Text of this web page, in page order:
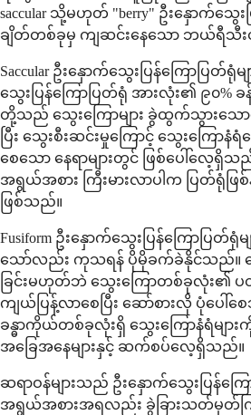
saccular သို့မဟုတ် "berry" ဦးနှောက်သွေးပ
ချိတ်တစ်ခုမှ ကျဆင်းနေသော ဘယ်ရီသီ
Saccular ဦးနှောက်သွေးပြန်ကြောပြတ်ရုံ
သွေးပြန်ကြောပြတ်ရုံ အားလုံး၏ ၉၀%
တို့သည် သွေးကြောများ ခွဲထွက်သွားသော
ပြီး သွေးစီးဆင်းမှုကြောင့် သွေးကြောနံရံ
စေသော နေရာများတွင် ဖြစ်ပေါ်လေ့ရှိ
အရွယ်အစား ကြီးမားလာပါက ပြတ်ရုံဖြစ်
ဖြစ်သည်။
Fusiform ဦးနှောက်သွေးပြန်ကြောပြတ်ရုံ
သော်လည်း ကုသရန် ပိုမိုခက်ခဲနိုင်သည်။
ခြင်းမဟုတ်ဘဲ သွေးကြောတစ်ခုလုံး၏
ကျယ်ပြန့်လာစေပြီး ဆော်စားလို ပုံပေ
ခန္ဓာကိုယ်တစ်ခုလုံးရှိ သွေးကြောနံရံမျ
အခြေအနေများနှင့် ဆက်စပ်လေ့ရှိသည်။
ဆရာဝန်များသည် ဦးနှောက်သွေးပြန်ကြ
အရွယ်အစားအရလည်း ခွဲခြားသတ်မှတ်